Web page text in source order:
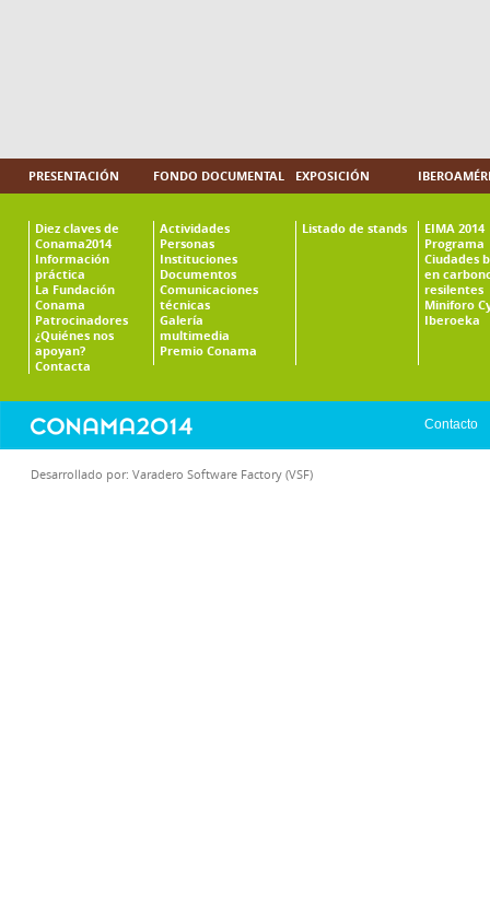
PRESENTACIÓN
Diez claves de
Conama2014
Información
práctica
La Fundación
Conama
Patrocinadores
¿Quiénes nos
apoyan?
Contacta
FONDO DOCUMENTAL
Actividades
Personas
Instituciones
Documentos
Comunicaciones
técnicas
Galería
multimedia
Premio Conama
EXPOSICIÓN
Listado de stands
EIMA 2014
Programa
Ciudades
en
resilentes
Miniforo
Iberoeka
Contacto
Desarrollado por: Varadero Software Factory (VSF)